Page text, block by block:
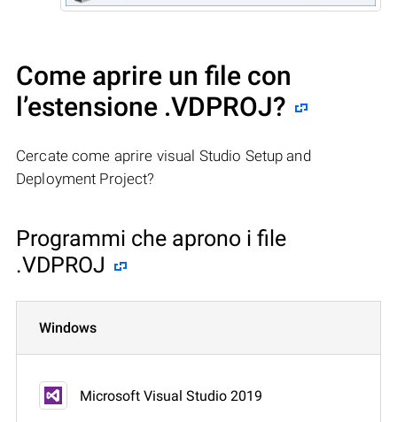
Come aprire un file con
l’estensione .VDPROJ?
Cercate come aprire visual Studio Setup and
Deployment Project?
Programmi che aprono i file
.VDPROJ
Windows
Microsoft Visual Studio 2019